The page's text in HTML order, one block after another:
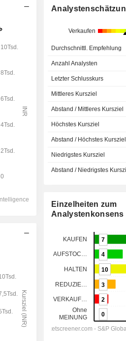
Verkaufen
Durchschnittl. Empfehlung
Anzahl Analysten
Letzter Schlusskurs
Mittleres Kursziel
Abstand / Mittleres Kursziel
Höchstes Kursziel
Abstand / Höchstes Kursziel
Niedrigstes Kursziel
Abstand / Niedrigstes
Einzelheiten zum
Analystenkonsens